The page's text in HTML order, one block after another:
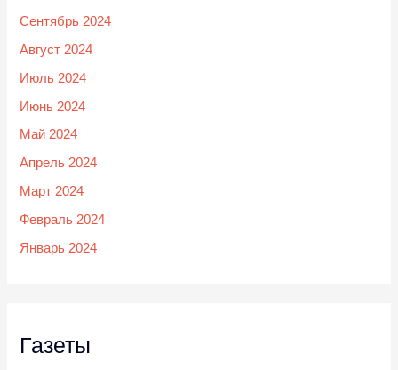
Сентябрь 2024
Август 2024
Июль 2024
Июнь 2024
Май 2024
Апрель 2024
Март 2024
Февраль 2024
Январь 2024
Газеты